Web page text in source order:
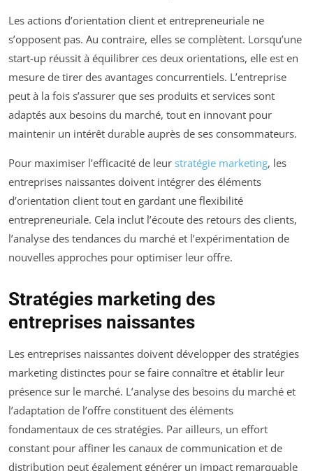
Les actions d’orientation client et entrepreneuriale ne
s’opposent pas. Au contraire, elles se complètent. Lorsqu’une
start-up réussit à équilibrer ces deux orientations, elle est en
mesure de tirer des avantages concurrentiels. L’entreprise
peut à la fois s’assurer que ses produits et services sont
adaptés aux besoins du marché, tout en innovant pour
maintenir un intérêt durable auprès de ses consommateurs.
Pour maximiser l’efficacité de leur stratégie marketing, les
entreprises naissantes doivent intégrer des éléments
d’orientation client tout en gardant une flexibilité
entrepreneuriale. Cela inclut l’écoute des retours des clients,
l’analyse des tendances du marché et l’expérimentation de
nouvelles approches pour optimiser leur offre.
Stratégies marketing des
entreprises naissantes
Les entreprises naissantes doivent développer des stratégies
marketing distinctes pour se faire connaître et établir leur
présence sur le marché. L’analyse des besoins du marché et
l’adaptation de l’offre constituent des éléments
fondamentaux de ces stratégies. Par ailleurs, un effort
constant pour affiner les canaux de communication et de
distribution peut également générer un impact remarquable